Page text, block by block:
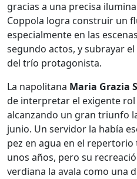
gracias a una precisa
Coppola logra construir un
especialmente en las
segundo actos, y subrayar
del trío protagonista.
La napolitana Maria Grazia
de interpretar el exigente rol
alcanzando un gran triunfo
junio. Un servidor la había
pez en agua en el
unos años, pero su
verdiana la avala como una